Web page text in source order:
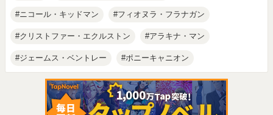
ニコール・キッドマン フィオヌラ・フラナガン
クリストファー・エクルストン アラキナ・マン
ジェームス・ベントレー ポニーキャニオン